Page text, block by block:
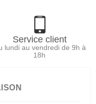
Service client
lundi au vendredi de 9h à
18h